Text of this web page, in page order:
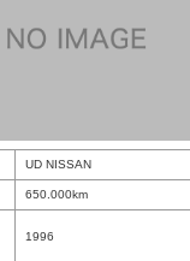
UD NISSAN
650.000km
1996